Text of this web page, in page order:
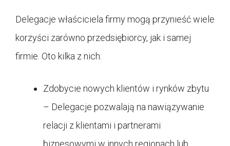
Delegacje właściciela firmy mogą przynieść wiele
korzyści zarówno przedsiębiorcy, jak i samej
firmie. Oto kilka z nich:
Zdobycie nowych klientów i rynków zbytu
– Delegacje pozwalają na nawiązywanie
relacji z klientami i partnerami
biznesowymi w innych regionach lub